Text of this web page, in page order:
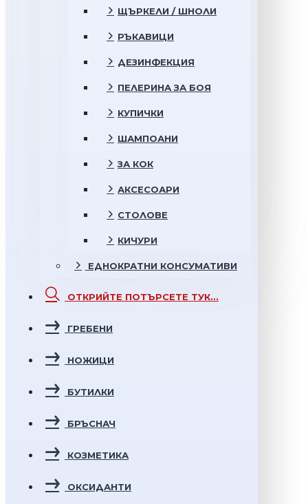
ЩЪРКЕЛИ / ШНОЛИ
РЪКАВИЦИ
ДЕЗИНФЕКЦИЯ
ПЕЛЕРИНА ЗА БОЯ
КУПИЧКИ
ШАМПОАНИ
ЗА КОК
АКСЕСОАРИ
СТОЛОВЕ
КИЧУРИ
ЕДНОКРАТНИ КОНСУМАТИВИ
ОТКРИЙТЕ ПОТЪРСЕТЕ ТУК...
ГРЕБЕНИ
НОЖИЦИ
БУТИЛКИ
БРЪСНАЧ
КОЗМЕТИКА
ОКСИДАНТИ